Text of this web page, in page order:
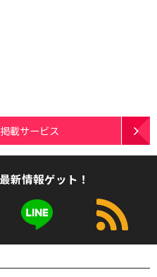
載サービス
新情報ゲット！